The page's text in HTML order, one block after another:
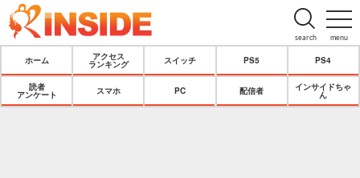
menu
search
ホーム
アクセス
ランキング
スイッチ PS5 PS4
読者
アンケート
スマホ PC 配信者
インサイドちゃ
ん